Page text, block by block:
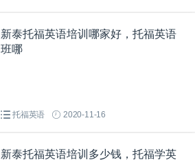
新泰托福英语培训哪家好，托福英语
班哪
托福英语 2020-11-16
新泰托福英语培训多少钱，托福学英